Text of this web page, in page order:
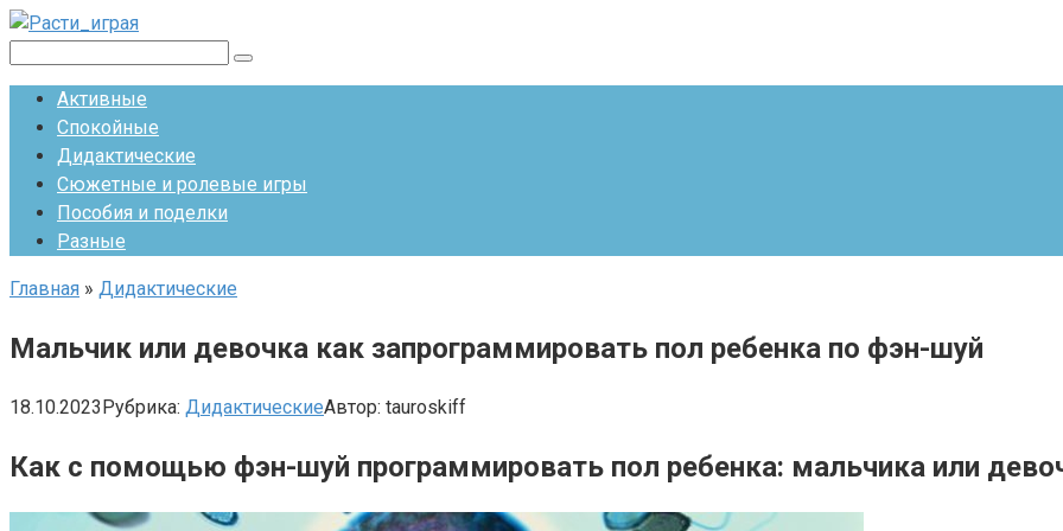
Перейти
Активные
Спокойные
Дидактические
Сюжетные и ролевые игры
Пособия и поделки
Разные
Главная » Дидактические
Мальчик или девочка как запрограммировать пол ребенка по фэн-шуй
18.10.2023Рубрика: ДидактическиеАвтор: tauroskiff
Как с помощью фэн-шуй программировать пол ребенка: мальчика или